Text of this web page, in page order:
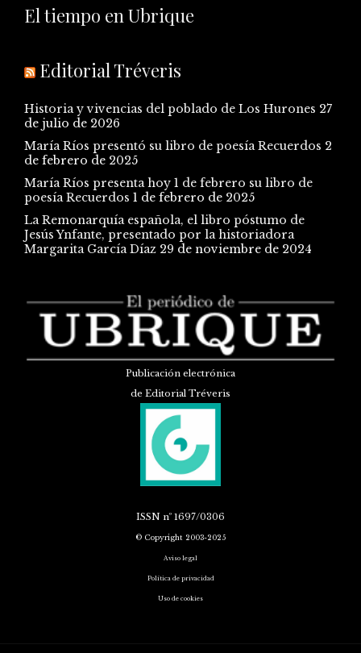
El tiempo en Ubrique
Editorial Tréveris
Historia y vivencias del poblado de Los Hurones 27
de julio de 2026
María Ríos presentó su libro de poesía Recuerdos 2
de febrero de 2025
María Ríos presenta hoy 1 de febrero su libro de
poesía Recuerdos 1 de febrero de 2025
La Remonarquía española, el libro póstumo de
Jesús Ynfante, presentado por la historiadora
Margarita García Díaz 29 de noviembre de 2024
Publicación electrónica
de Editorial Tréveris
ISSN nº 1697/0306
© Copyright 2003-2025
Aviso legal
Política de privacidad
Uso de cookies